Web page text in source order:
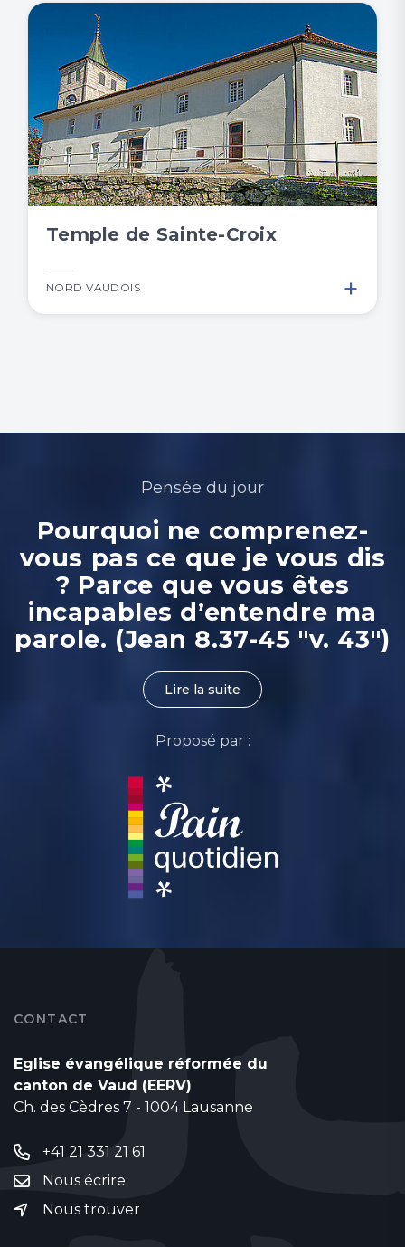
Temple de Sainte-Croix
NORD VAUDOIS +
Pensée du jour
Pourquoi ne comprenez-
vous pas ce que je vous dis
? Parce que vous êtes
incapables d’entendre ma
parole. (Jean 8.37-45 "v. 43")
Lire la suite
Proposé par :
CONTACT
Eglise évangélique réformée du
canton de Vaud (EERV)
Ch. des Cèdres 7 - 1004 Lausanne
+41 21 331 21 61
Nous écrire
Nous trouver